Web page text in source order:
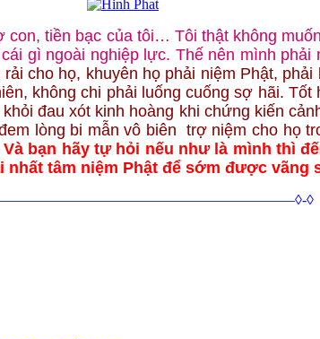
con, tiền bạc của tôi… Tôi thật không
gì ngoài nghiệp lực. Thế nên mình
cho họ, khuyên họ phải niệm Phật,
không chi phải luống cuống sợ hãi.
đau xót kinh hoàng khi chứng kiến
lòng bi mẫn vô biên trợ niệm cho họ
Và bạn hãy tự hỏi nếu như là mình thì
tâm niệm Phật để sớm được vãng
◊